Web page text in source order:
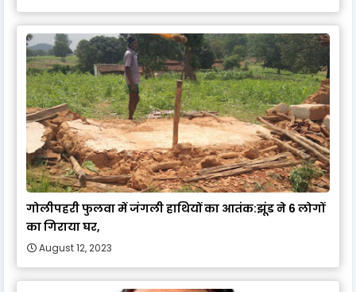
गोलीपहरी फुलवा में जंगली हाथियों का आतंक:झूंड ने 6 लोगों
का गिराया घर,
August 12, 2023